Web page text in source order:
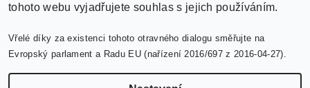
tohoto webu vyjadřujete souhlas s jejich používáním.
Vřelé díky za existenci tohoto otravného dialogu směřujte na
Evropský parlament a Radu EU (nařízení 2016/697 z 2016-04-27).